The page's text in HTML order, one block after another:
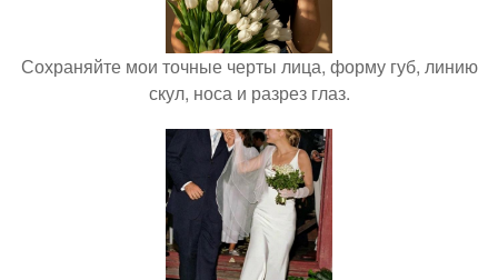
Сохраняйте мои точные черты лица, форму губ, линию
скул, носа и разрез глаз.